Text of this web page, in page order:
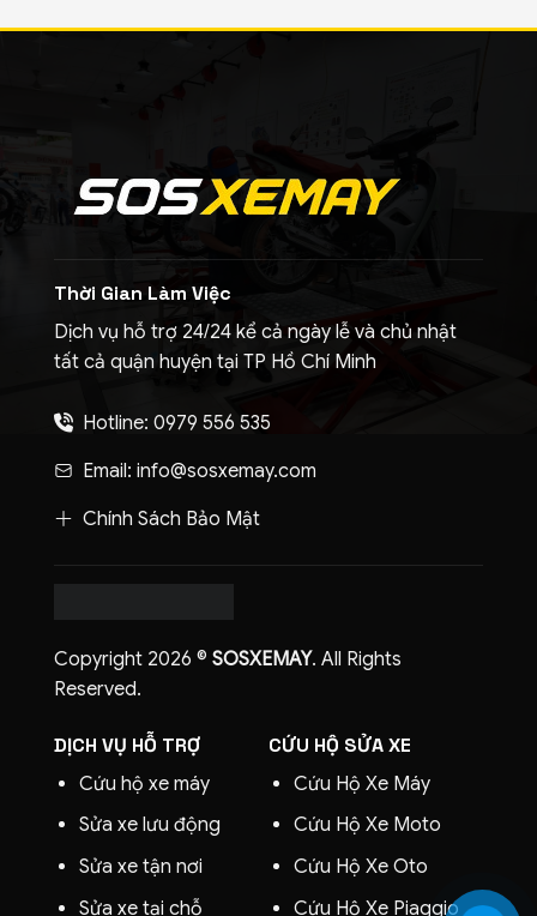
Thời Gian Làm Việc
Dịch vụ hỗ trợ 24/24 kể cả ngày lễ và chủ nhật
tất cả quận huyện tại TP Hồ Chí Minh
Hotline: 0979 556 535
Email: info@sosxemay.com
Chính Sách Bảo Mật
Copyright 2026 © SOSXEMAY. All Rights
Reserved.
DỊCH VỤ HỖ TRỢ
Cứu hộ xe máy
Sửa xe lưu động
Sửa xe tận nơi
Sửa xe tại chỗ
CỨU HỘ SỬA XE
Cứu Hộ Xe Máy
Cứu Hộ Xe Moto
Cứu Hộ Xe Oto
Cứu Hộ XePiaggio